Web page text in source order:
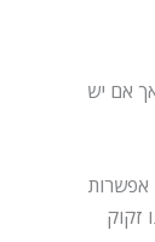
אם יש
אפשרות
זקוק